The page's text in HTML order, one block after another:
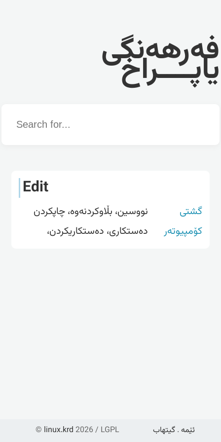
فەرهەنگی
یاپــــراخ
Word
Edit
گشتی
نووسین، بڵاوکردنەوە، چاپکردن
کۆمپیوتەر
ده‌ستكاری، ده‌ستكاریكردن،
© linux.krd 2026 / LGPL ئێمە . گیتهاب